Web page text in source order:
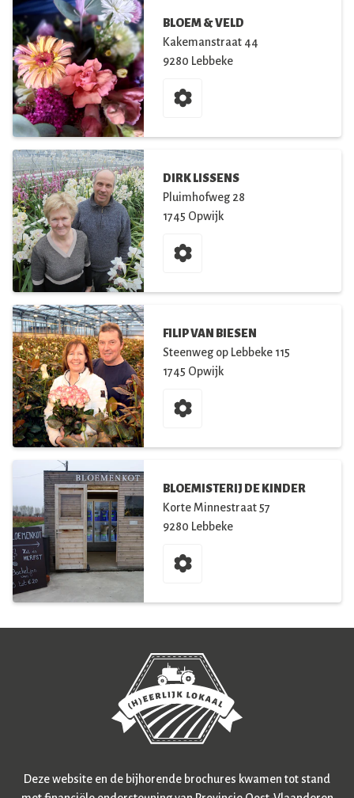
BLOEM & VELD
Kakemanstraat 44
9280 Lebbeke
DIRK LISSENS
Pluimhofweg 28
1745 Opwijk
FILIP VAN BIESEN
Steenweg op Lebbeke 115
1745 Opwijk
BLOEMISTERIJ DE KINDER
Korte Minnestraat 57
9280 Lebbeke
Deze website en de bijhorende brochures kwamen tot stand